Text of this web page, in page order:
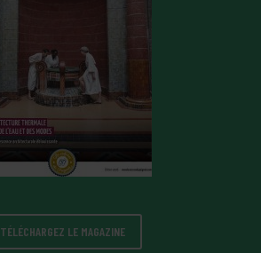
TÉLÉCHARGEZ LE MAGAZINE